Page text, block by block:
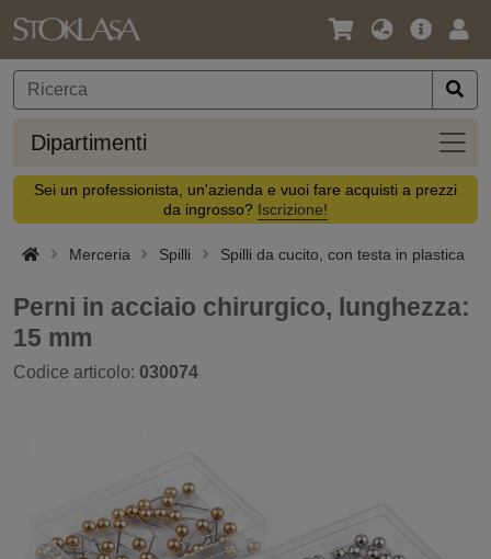
Lingua
Valuta
Offerta
Dipartimenti
Sei un professionista, un'azienda e vuoi fare acquisti a prezzi
da ingrosso? Iscrizione!
Merceria Spilli Spilli da cucito, con testa in plastica
Perni in acciaio chirurgico, lunghezza:
15 mm
Codice articolo: 030074